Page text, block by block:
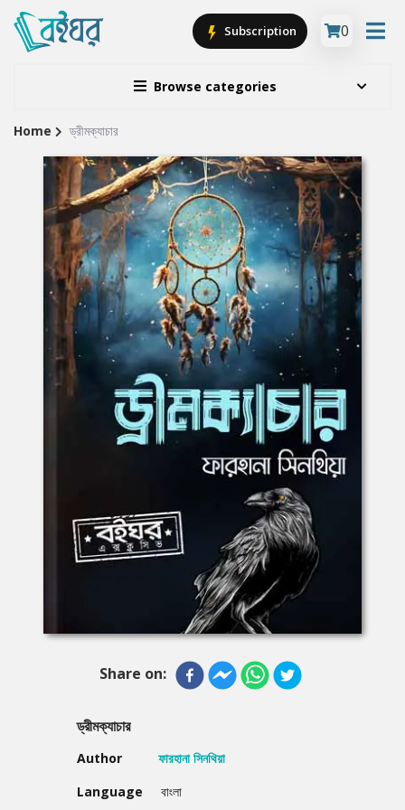
Browse categories
Subscription 0
Site
Breadcrumb
Home ড্রীমক্যাচার
Share on:
ড্রীমক্যাচার
Author
ফারহানা সিনথিয়া
Language
বাংলা